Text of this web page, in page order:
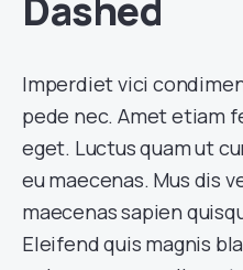
Imperdiet vici
pede nec. Amet etiam
eget. Luctus quam ut
eu maecenas. Mus dis
maecenas sapien
Eleifend quis magnis